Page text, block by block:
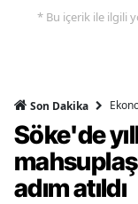
* Bu içerik ile ilgili
Son Dakika
Söke'de
adım atıldı